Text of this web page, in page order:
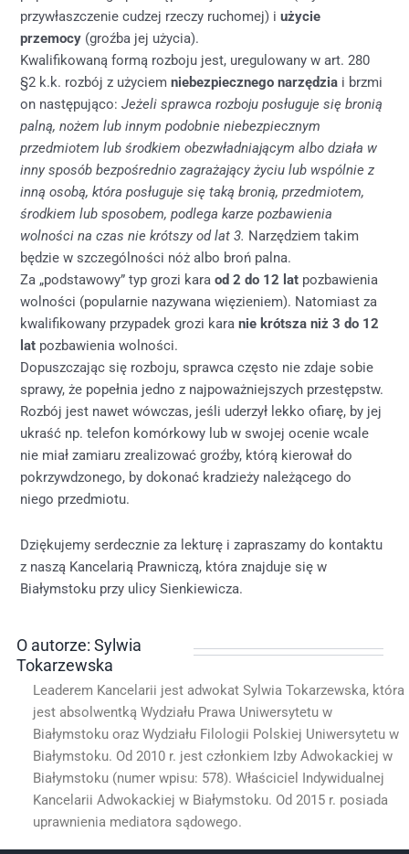
przywłaszczenie cudzej rzeczy ruchomej) iużycie
przemocy (groźba jej użycia).
Kwalifikowaną formą rozboju jest, uregulowany w art. 280
§2 k.k. rozbój z użyciemniebezpiecznego narzędzia i brzmi
on następująco:Jeżeli sprawca rozboju posługuje się bronią
palną, nożem lub innym podobnie niebezpiecznym
przedmiotem lub środkiem obezwładniającym albo działa w
inny sposób bezpośrednio zagrażający życiu lub wspólnie z
inną osobą, która posługuje się taką bronią, przedmiotem,
środkiem lub sposobem,podlega karze pozbawienia
wolności na czas nie krótszy od lat 3. Narzędziem takim
będzie w szczególności nóż albo broń palna.
Za „podstawowy” typ grozi karaod 2 do 12 lat pozbawienia
wolności (popularnie nazywana więzieniem). Natomiast za
kwalifikowany przypadek grozi karanie krótsza niż 3 do 12
lat pozbawienia wolności.
Dopuszczając się rozboju, sprawca często nie zdaje sobie
sprawy, że popełnia jedno z najpoważniejszych przestępstw.
Rozbój jest nawet wówczas, jeśli uderzył lekko ofiarę, by jej
ukraść np. telefon komórkowy lub w swojej ocenie wcale
nie miał zamiaru zrealizować groźby, którą kierował do
pokrzywdzonego, by dokonać kradzieży należącego do
niego przedmiotu.
Dziękujemy serdecznie za lekturę i zapraszamy do kontaktu
z naszą Kancelarią Prawniczą, która znajduje się w
Białymstoku przy ulicy Sienkiewicza.
O autorze: Sylwia
Tokarzewska
Leaderem Kancelarii jest adwokat Sylwia Tokarzewska, która
jest absolwentką Wydziału Prawa Uniwersytetu w
Białymstoku oraz Wydziału Filologii Polskiej Uniwersytetu w
Białymstoku. Od 2010 r. jest członkiem Izby Adwokackiej w
Białymstoku (numer wpisu: 578). Właściciel Indywidualnej
Kancelarii Adwokackiej w Białymstoku. Od 2015 r. posiada
uprawnienia mediatora sądowego.